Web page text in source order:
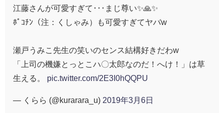
江藤さんが可愛すぎて･･･まじ尊い✨🙏✨
ﾎﾟｺﾁﾝ（注：くしゃみ）も可愛すぎてヤバw
瀬戸うみこ先生の笑いのセンス結構好きだわw
「上司の機嫌とっとこハ〇太郎なのだ！へけ！」は草
生える。 pic.twitter.com/2E3I0hQQPU
— くらら (@kurarara_u) 2019年3月6日